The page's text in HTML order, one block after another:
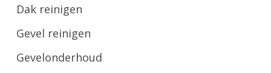
Dak reinigen
Gevel reinigen
Gevelonderhoud